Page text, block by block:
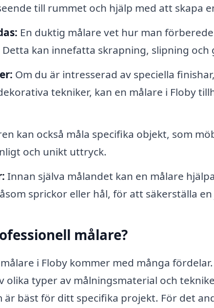
till rummet och hjälp med att skapa
En duktig målare vet hur man
kan innefatta skrapning, slipning och
Om du är intresserad av speciella
tekniker, kan en målare i Floby
kan också måla specifika objekt, som
och unikt uttryck.
Innan själva målandet kan en målare
sprickor eller hål, för att säkerställa
målare?
i Floby kommer med många
olika typer av målningsmaterial och
är bäst för ditt specifika projekt. För det